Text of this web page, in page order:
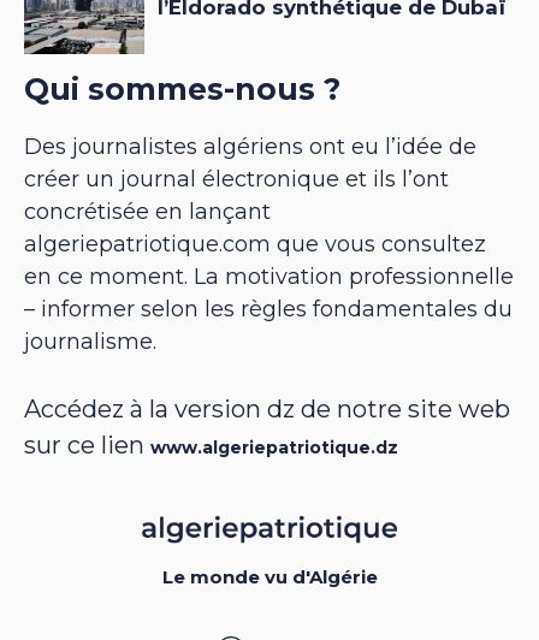
Qui sommes-nous ?
Des journalistes algériens ont eu l’idée de
créer un journal électronique et ils l’ont
concrétisée en lançant
algeriepatriotique.com que vous consultez
en ce moment. La motivation professionnelle
– informer selon les règles fondamentales du
journalisme.
Accédez à la version dz de notre site web
sur ce lien www.algeriepatriotique.dz
Le monde vu d'Algérie